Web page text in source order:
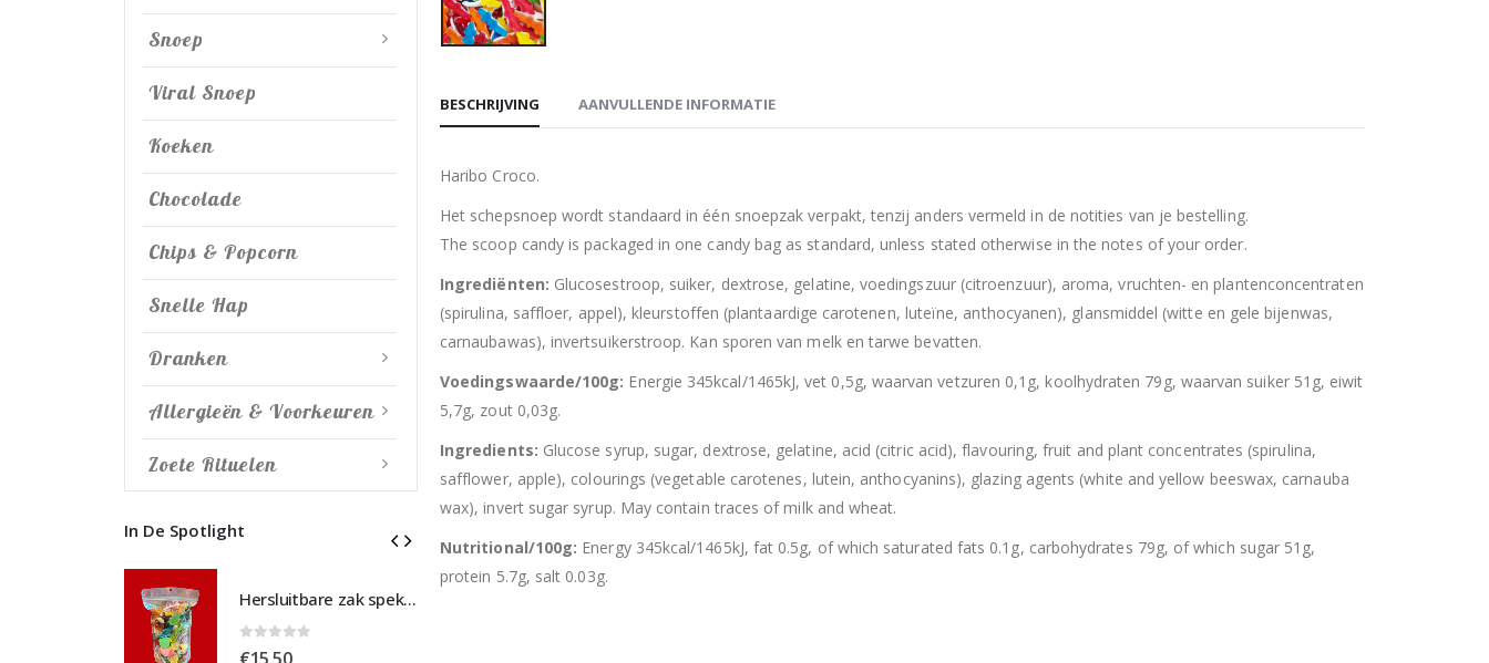
BESCHRIJVING AANVULLENDE INFORMATIE
Haribo Croco.
Het schepsnoep wordt standaard in één snoepzak verpakt, tenzij anders vermeld in de notities van je bestelling.
The scoop candy is packaged in one candy bag as standard, unless stated otherwise in the notes of your order.
Ingrediënten: Glucosestroop, suiker, dextrose, gelatine, voedingszuur (citroenzuur), aroma, vruchten- en plantenconcentraten
(spirulina, saffloer, appel), kleurstoffen (plantaardige carotenen, luteïne, anthocyanen), glansmiddel (witte en gele bijenwas,
carnaubawas), invertsuikerstroop. Kan sporen van melk en tarwe bevatten.
Voedingswaarde/100g: Energie 345kcal/1465kJ, vet 0,5g, waarvan vetzuren 0,1g, koolhydraten 79g, waarvan suiker 51g, eiwit
5,7g, zout 0,03g.
Ingredients: Glucose syrup, sugar, dextrose, gelatine, acid (citric acid), flavouring, fruit and plant concentrates (spirulina,
safflower, apple), colourings (vegetable carotenes, lutein, anthocyanins), glazing agents (white and yellow beeswax, carnauba
wax), invert sugar syrup. May contain traces of milk and wheat.
Nutritional/100g: Energy 345kcal/1465kJ, fat 0.5g, of which saturated fats 0.1g, carbohydrates 79g, of which sugar 51g,
protein 5.7g, salt 0.03g.
Snoep
Viral Snoep
Koeken
Chocolade
Chips & Popcorn
Snelle Hap
Dranken
Allergieën & Voorkeuren
Zoete Rituelen
In De Spotlight
Hersluitbare zak spek & chocolade large
0out of 5